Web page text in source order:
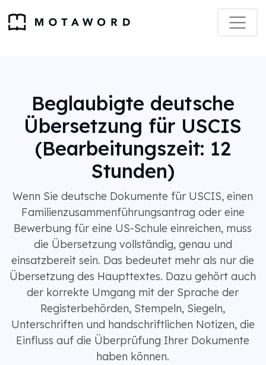
Beglaubigte deutsche
Übersetzung für USCIS
(Bearbeitungszeit: 12
Stunden)
Wenn Sie deutsche Dokumente für USCIS, einen
Familienzusammenführungsantrag oder eine
Bewerbung für eine US-Schule einreichen, muss
die Übersetzung vollständig, genau und
einsatzbereit sein. Das bedeutet mehr als nur die
Übersetzung des Haupttextes. Dazu gehört auch
der korrekte Umgang mit der Sprache der
Registerbehörden, Stempeln, Siegeln,
Unterschriften und handschriftlichen Notizen, die
Einfluss auf die Überprüfung Ihrer Dokumente
haben können.